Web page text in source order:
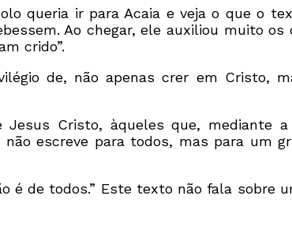
queria ir para Acaia e veja o que o
Ao chegar, ele auxiliou muito os
crido”.
de, não apenas crer em Cristo,
Jesus Cristo, àqueles que, mediante
escreve para todos, mas para um
é de todos.” Este texto não fala sobre